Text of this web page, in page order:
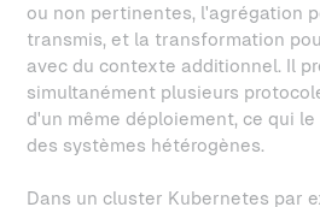
ou non pertinentes, l'agrégation
transmis, et la transformation
avec du contexte additionnel. Il
simultanément plusieurs
d'un même déploiement, ce qui
des systèmes hétérogènes.
Dans un cluster Kubernetes par